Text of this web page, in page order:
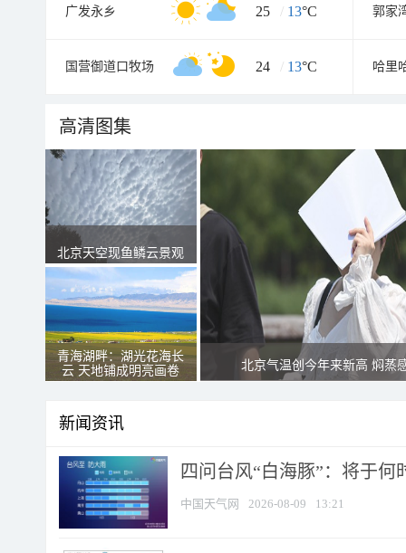
广发永乡 25 / 13°C 郭家
国营御道口牧场 24 / 13°C 哈里
高清图集
北京天空现鱼鳞云景观
青海湖畔：湖光花海长
云 天地铺成明亮画卷
北京气温创今年来新高 焖蒸
新闻资讯
四问台风“白海豚”：将于
中国天气网 2026-08-09 13:21